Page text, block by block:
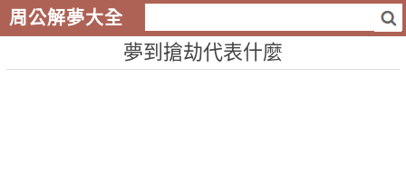
周公解夢大全
夢到搶劫代表什麼